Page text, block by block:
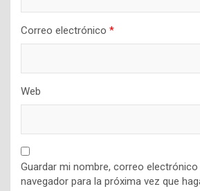
Correo electrónico *
Web
Guardar mi nombre, correo
navegador para la próxima vez que